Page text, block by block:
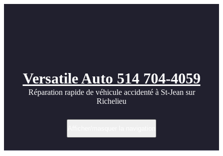
Versatile Auto 514 704-4059
Réparation rapide de véhicule accidenté à St-Jean sur
Richelieu